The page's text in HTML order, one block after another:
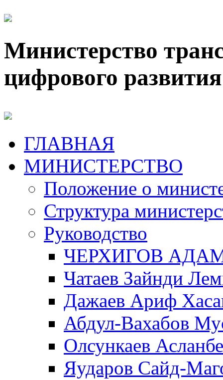
Министерство
цифрового
ГЛАВНАЯ
МИНИСТЕРСТВО
Положение о
Структура
Руководство
ЧЕРХИГОВ
Чатаев Зайнди
Дажаев Ариф
Абдул-Вахабов
Олсункаев
Яударов Сайд-